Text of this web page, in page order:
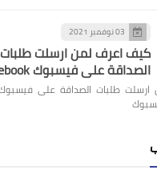
03 نوفمبر 2021
كيف اعرف لمن ارسلت طلبات
الصداقة على فيسبوك Facebook